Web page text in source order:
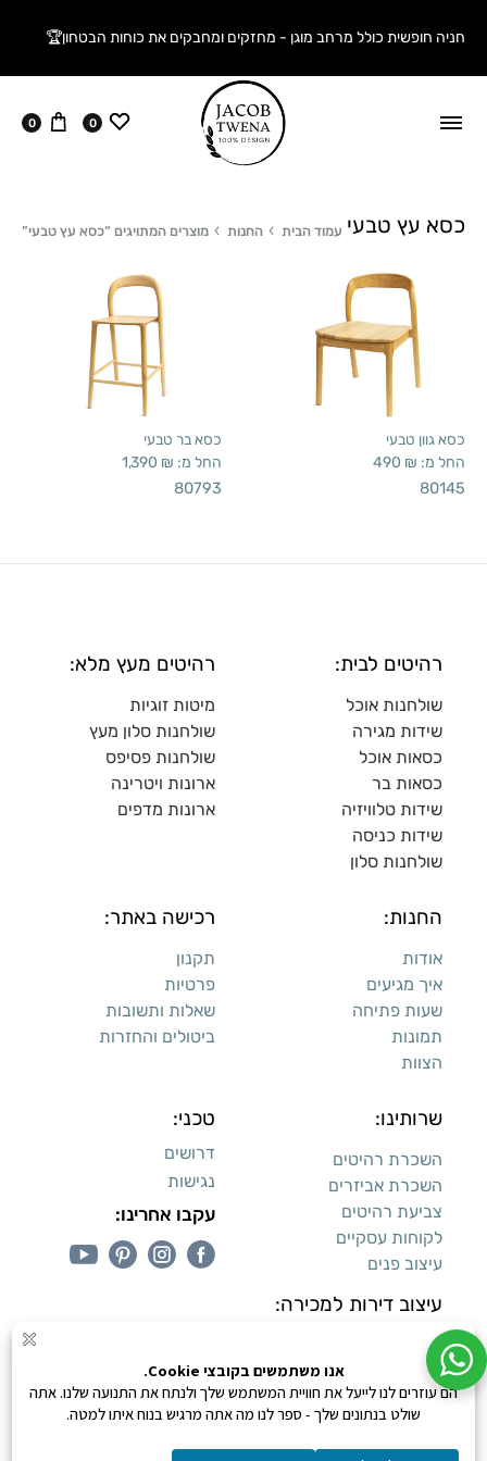
חניה חופשית כולל מרחב מוגן - מחזקים ומחבקים את כוחות הבטחון🏆
ווישליסט
0 עגלה
0
כסא עץ טבעי עמוד הבית החנות מוצרים המתויגים “כסא עץ טבעי”
כסא גוון טבעי
החל מ: 490 ₪
80145
כסא בר טבעי
החל מ: 1,390 ₪
80793
רהיטים לבית:
שולחנות אוכל
שידות מגירה
כסאות אוכל
כסאות בר
שידות טלוויזיה
שידות כניסה
שולחנות סלון
רהיטים מעץ מלא:
מיטות זוגיות
שולחנות סלון מעץ
שולחנות פסיפס
ארונות ויטרינה
ארונות מדפים
החנות:
אודות
איך מגיעים
שעות פתיחה
תמונות
הצוות
רכישה באתר:
תקנון
פרטיות
שאלות ותשובות
ביטולים והחזרות
שרותינו:
השכרת רהיטים
השכרת אביזרים
צביעת רהיטים
לקוחות עסקיים
עיצוב פנים
עיצוב דירות למכירה:
טכני:
דרושים
נגישות
עקבו אחרינו:
קנייה מאובטחת 0